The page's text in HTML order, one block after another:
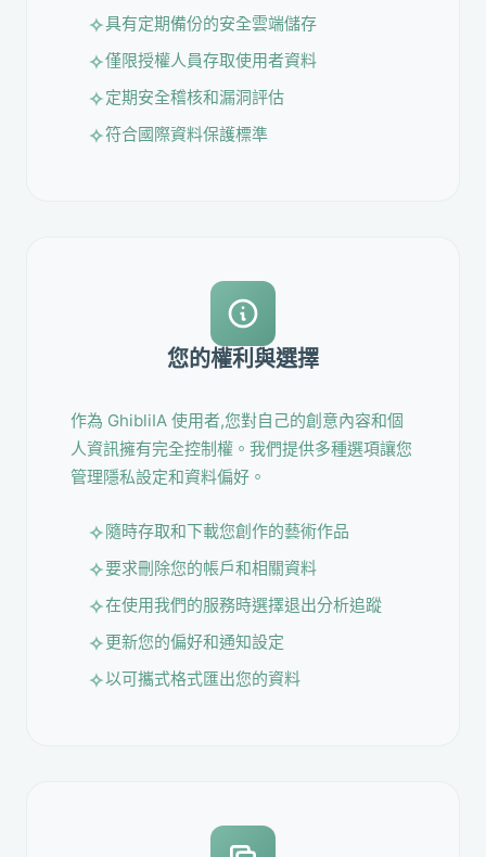
具有定期備份的安全雲端儲存
僅限授權人員存取使用者資料
定期安全稽核和漏洞評估
符合國際資料保護標準
您的權利與選擇
作為 GhibliIA 使用者,您對自己的創意內容和個
人資訊擁有完全控制權。我們提供多種選項讓您
管理隱私設定和資料偏好。
隨時存取和下載您創作的藝術作品
要求刪除您的帳戶和相關資料
在使用我們的服務時選擇退出分析追蹤
更新您的偏好和通知設定
以可攜式格式匯出您的資料